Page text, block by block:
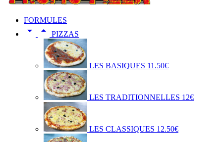
FORMULES
  PIZZAS
LES BASIQUES 11.50€
LES TRADITIONNELLES 12€
LES CLASSIQUES 12.50€